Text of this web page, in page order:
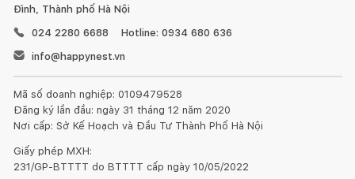
Kết cấu dạng tổ ong giúp ổn định lưu lượng, tạo ra dòng
nước êm, giảm tiếng ồn, tạo bọt, tiết kiệm nước.
Được đúc từ đồng nhập khẩu có độ nguyên chất cao, an
Được mạ bởi 2 lớp Niken, 1 lớp Crom giúp bề mặt sen vòi
Các chi tiết gioăng cao su có tính đàn hồi tốt, chịu mài
Đình, Thành phố Hà Nội
024 2280 6688
Hotline: 0934 680 636
info@happynest.vn
Mã số doanh nghiệp: 0109479528
Đăng ký lần đầu: ngày 31 tháng 12 năm 2020
Nơi cấp: Sở Kế Hoạch và Đầu Tư Thành Phố Hà Nội
Giấy phép MXH:
231/GP-BTTTT do BTTTT cấp ngày 10/05/2022